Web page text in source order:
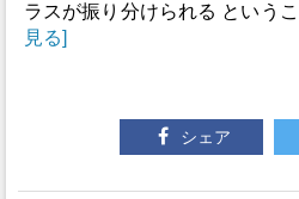
ラスが振り分けられる という
見る]
シェア